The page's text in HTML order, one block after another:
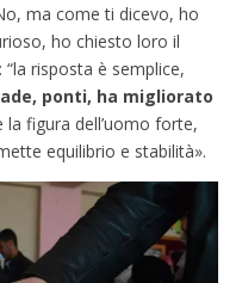
ma come ti dicevo, ho
ho chiesto loro il
risposta è semplice,
ponti, ha migliorato
la figura dell’uomo forte,
equilibrio e stabilità».